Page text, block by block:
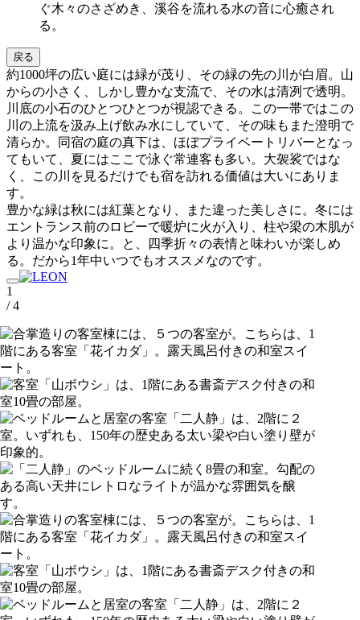
ぐ木々のさざめき、溪谷を流れる水の音に心癒され
る。
戻る
約1000坪の広い庭には緑が茂り、その緑の先の川が白眉。山
からの小さく、しかし豊かな支流で、その水は清冽で透明。
川底の小石のひとつひとつが視認できる。この一帯ではこの
川の上流を汲み上げ飲み水にしていて、その味もまた澄明で
清らか。同宿の庭の真下は、ほぼプライベートリバーとなっ
てもいて、夏にはここで泳ぐ常連客も多い。大袈裟ではな
く、この川を見るだけでも宿を訪れる価値は大いにありま
す。
豊かな緑は秋には紅葉となり、また違った美しさに。冬には
エントランス前のロビーで暖炉に火が入り、柱や梁の木肌が
より温かな印象に。と、四季折々の表情と味わいが楽しめ
る。だから1年中いつでもオススメなのです。
1
/ 4